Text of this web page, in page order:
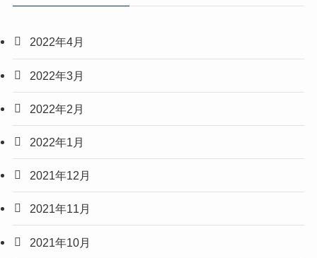
2022年4月
2022年3月
2022年2月
2022年1月
2021年12月
2021年11月
2021年10月